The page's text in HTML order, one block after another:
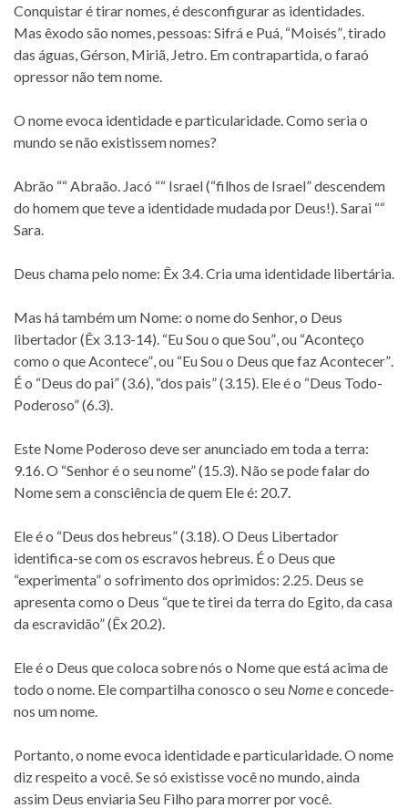
Conquistar é tirar nomes, é desconfigurar as identidades.
Mas êxodo são nomes, pessoas: Sifrá e Puá, “Moisés”, tirado
das águas, Gérson, Miriã, Jetro. Em contrapartida, o faraó
opressor não tem nome.
O nome evoca identidade e particularidade. Como seria o
mundo se não existissem nomes?
Abrão ““ Abraão. Jacó ““ Israel (“filhos de Israel” descendem
do homem que teve a identidade mudada por Deus!). Sarai ““
Sara.
Deus chama pelo nome: Êx 3.4. Cria uma identidade libertária.
Mas há também um Nome: o nome do Senhor, o Deus
libertador (Êx 3.13-14). “Eu Sou o que Sou”, ou “Aconteço
como o que Acontece”, ou “Eu Sou o Deus que faz Acontecer”.
É o “Deus do pai” (3.6), “dos pais” (3.15). Ele é o “Deus Todo-
Poderoso” (6.3).
Este Nome Poderoso deve ser anunciado em toda a terra:
9.16. O “Senhor é o seu nome” (15.3). Não se pode falar do
Nome sem a consciência de quem Ele é: 20.7.
Ele é o “Deus dos hebreus” (3.18). O Deus Libertador
identifica-se com os escravos hebreus. É o Deus que
“experimenta” o sofrimento dos oprimidos: 2.25. Deus se
apresenta como o Deus “que te tirei da terra do Egito, da casa
da escravidão” (Êx 20.2).
Ele é o Deus que coloca sobre nós o Nome que está acima de
todo o nome. Ele compartilha conosco o seu Nomee concede-
nos um nome.
Portanto, o nome evoca identidade e particularidade. O nome
diz respeito a você. Se só existisse você no mundo, ainda
assim Deus enviaria Seu Filho para morrer por você.